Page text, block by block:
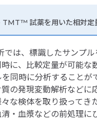
TMT™ 試薬を用いた相対定
は、標識したサンプ
に、比較定量が可能な
同時に分析することが
の発現変動解析などに
な検体を取り扱ってき
・血漿などの前処理